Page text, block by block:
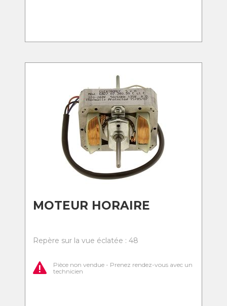
MOTEUR HORAIRE
Repère sur la vue éclatée : 48
Pièce non vendue - Prenez rendez-vous avec un
technicien